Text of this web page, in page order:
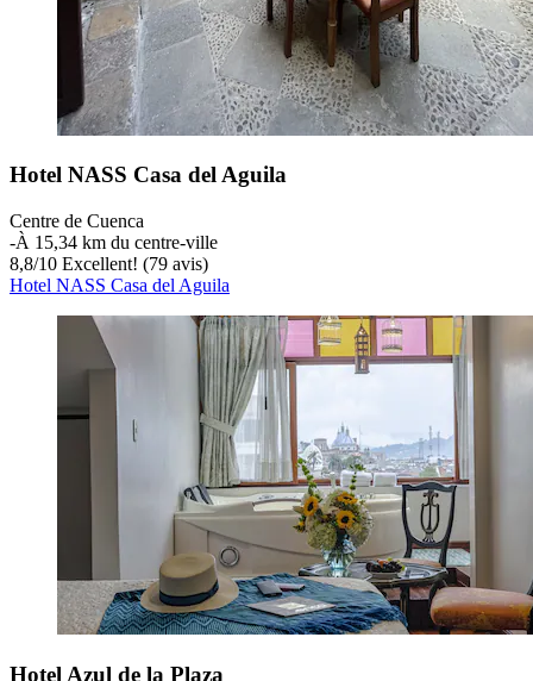
Hotel NASS Casa del Aguila
Centre de Cuenca
‐À 15,34 km du centre-ville
8,8/10 Excellent! (79 avis)
Hotel NASS Casa del Aguila
Hotel Azul de la Plaza